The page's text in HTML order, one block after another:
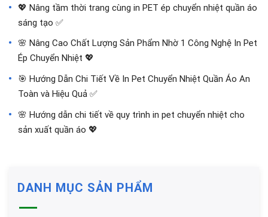
💖 Nâng tầm thời trang cùng in PET ép chuyển nhiệt quần áo
sáng tạo ✅
🌸 Nâng Cao Chất Lượng Sản Phẩm Nhờ 1 Công Nghệ In Pet
Ép Chuyển Nhiệt 💖
🎯 Hướng Dẫn Chi Tiết Về In Pet Chuyển Nhiệt Quần Áo An
Toàn và Hiệu Quả ✅
🌸 Hướng dẫn chi tiết về quy trình in pet chuyển nhiệt cho
sản xuất quần áo 💖
DANH MỤC SẢN PHẨM